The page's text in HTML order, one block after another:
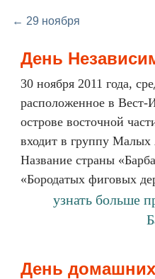
← 29 ноября
День
30 ноября 2011 года,
расположенное в
острове восточной
входит в группу Малых
Название страны
«Бородатых фиговых
узнать больше
День